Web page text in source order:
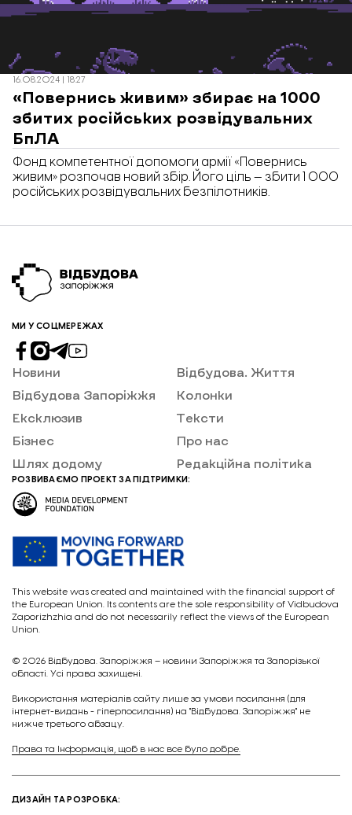
16.08.2024 | 18:27
«Повернись живим» збирає на 1000
збитих російських розвідувальних
БпЛА
Фонд компетентної допомоги армії «Повернись
живим» розпочав новий збір. Його ціль — збити 1 000
російських розвідувальних безпілотників.
МИ У СОЦМЕРЕЖАХ
Новини
Відбудова Запоріжжя
Ексклюзив
Бізнес
Шлях додому
Відбудова. Життя
Колонки
Тексти
Про нас
Редакційна політика
РОЗВИВАЄМО ПРОЕКТ ЗА ПІДТРИМКИ:
This website was created and maintained with the financial support of
the European Union. Its contents are the sole responsibility of Vidbudova
Zaporizhzhia and do not necessarily reflect the views of the European
Union.
© 2026 Відбудова. Запоріжжя – новини Запоріжжя та Запорізької
області. Усі права захищені.
Викориcтання матеріалів сайту лише за умови посилання (для
інтернет-видань - гіперпосилання) на "Відбудова. Запоріжжя" не
нижче третього абзацу.
Права та Інформація, щоб в нас все було добре.
ДИЗАЙН ТА РОЗРОБКА: